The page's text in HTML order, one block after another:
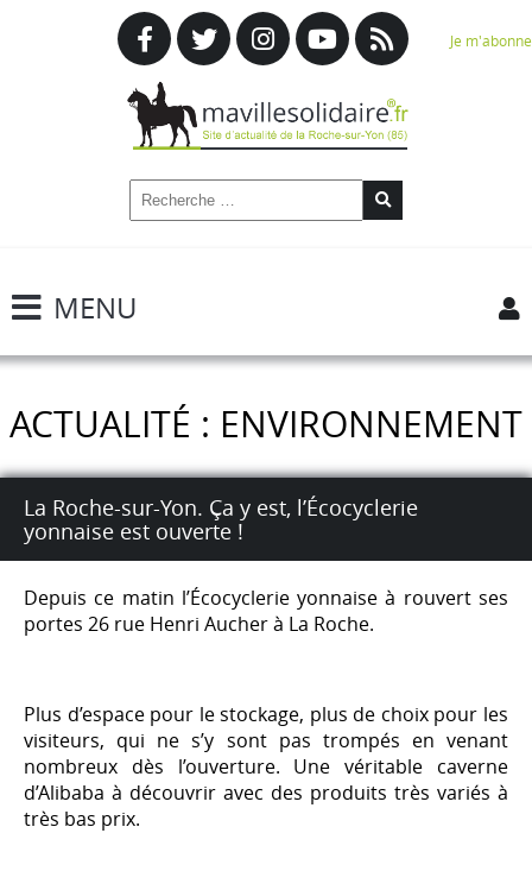
Je m'abonne
MENU
ACTUALITÉ : ENVIRONNEMENT
La Roche-sur-Yon. Ça y est, l’Écocyclerie
yonnaise est ouverte !
Depuis ce matin l’Écocyclerie yonnaise à rouvert ses
portes 26 rue Henri Aucher à La Roche.
Plus d’espace pour le stockage, plus de choix pour les
visiteurs, qui ne s’y sont pas trompés en venant
nombreux dès l’ouverture. Une véritable caverne
d’Alibaba à découvrir avec des produits très variés à
très bas prix.